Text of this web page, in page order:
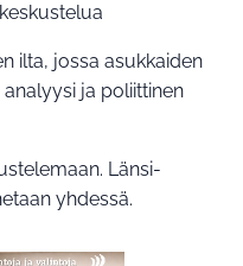
ilta, jossa asukkaiden
ja poliittinen
Länsi-
yhdessä.